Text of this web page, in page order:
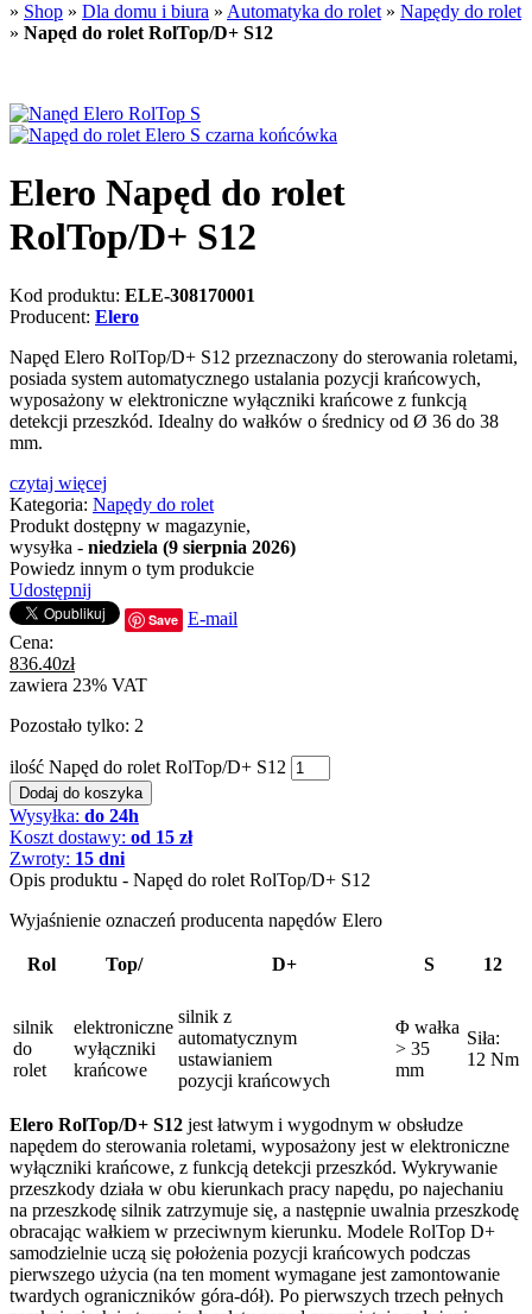
» Shop » Dla domu i biura » Automatyka do rolet » Napędy do rolet
» Napęd do rolet RolTop/D+ S12
Elero Napęd do rolet
RolTop/D+ S12
Kod produktu: ELE-308170001
Producent: Elero
Napęd Elero RolTop/D+ S12 przeznaczony do sterowania roletami,
posiada system automatycznego ustalania pozycji krańcowych,
wyposażony w elektroniczne wyłączniki krańcowe z funkcją
detekcji przeszkód. Idealny do wałków o średnicy od Ø 36 do 38
mm.
czytaj więcej
Kategoria: Napędy do rolet
Produkt dostępny w magazynie,
wysyłka - niedziela (9 sierpnia 2026)
Powiedz innym o tym produkcie
Udostępnij
Save E-mail
Cena:
836.40zł
zawiera 23% VAT
Pozostało tylko: 2
ilość Napęd do rolet RolTop/D+ S12
Dodaj do koszyka
Wysyłka: do 24h
Koszt dostawy: od 15 zł
Zwroty: 15 dni
Opis produktu - Napęd do rolet RolTop/D+ S12
Wyjaśnienie oznaczeń producenta napędów Elero
Rol Top/ D+ S 12
silnik
do
rolet
elektroniczne
wyłączniki
krańcowe
silnik z
automatycznym
ustawianiem
pozycji krańcowych
Φ wałka
> 35
mm
Siła:
12 Nm
Elero RolTop/D+ S12 jest łatwym i wygodnym w obsłudze
napędem do sterowania roletami, wyposażony jest w elektroniczne
wyłączniki krańcowe, z funkcją detekcji przeszkód. Wykrywanie
przeszkody działa w obu kierunkach pracy napędu, po najechaniu
na przeszkodę silnik zatrzymuje się, a następnie uwalnia przeszkodę
obracając wałkiem w przeciwnym kierunku. Modele RolTop D+
samodzielnie uczą się położenia pozycji krańcowych podczas
pierwszego użycia (na ten moment wymagane jest zamontowanie
twardych ograniczników góra-dół). Po pierwszych trzech pełnych